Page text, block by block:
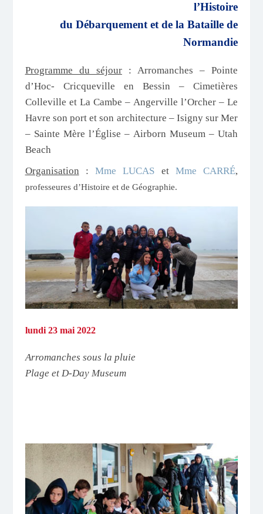
l’Histoire
du Débarquement et de la Bataille de
Normandie
Programme du séjour: Arromanches – Pointe
d’Hoc- Cricqueville en Bessin – Cimetières
Colleville et La Cambe – Angerville l’Orcher – Le
Havre son port et son architecture – Isigny sur Mer
– Sainte Mère l’Église – Airborn Museum – Utah
Beach
Organisation :Mme LUCAS etMme CARRÉ,
professeures d’Histoire et de Géographie.
lundi 23 mai 2022
Arromanches sous la pluie
Plage et D-Day Museum